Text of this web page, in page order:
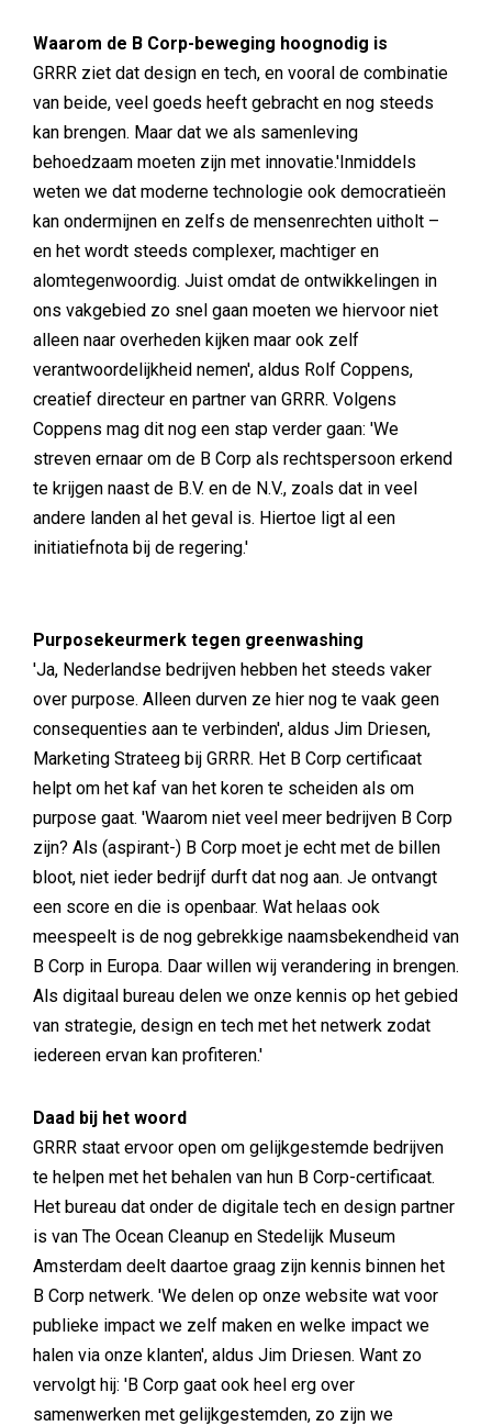
Waarom de B Corp-beweging hoognodig is
GRRR ziet dat design en tech, en vooral de combinatie
van beide, veel goeds heeft gebracht en nog steeds
kan brengen. Maar dat we als samenleving
behoedzaam moeten zijn met innovatie.'Inmiddels
weten we dat moderne technologie ook democratieën
kan ondermijnen en zelfs de mensenrechten uitholt –
en het wordt steeds complexer, machtiger en
alomtegenwoordig. Juist omdat de ontwikkelingen in
ons vakgebied zo snel gaan moeten we hiervoor niet
alleen naar overheden kijken maar ook zelf
verantwoordelijkheid nemen', aldus Rolf Coppens,
creatief directeur en partner van GRRR. Volgens
Coppens mag dit nog een stap verder gaan: 'We
streven ernaar om de B Corp als rechtspersoon erkend
te krijgen naast de B.V. en de N.V., zoals dat in veel
andere landen al het geval is. Hiertoe ligt al een
initiatiefnota bij de regering.'
Purposekeurmerk tegen greenwashing
'Ja, Nederlandse bedrijven hebben het steeds vaker
over purpose. Alleen durven ze hier nog te vaak geen
consequenties aan te verbinden', aldus Jim Driesen,
Marketing Strateeg bij GRRR. Het B Corp certificaat
helpt om het kaf van het koren te scheiden als om
purpose gaat. 'Waarom niet veel meer bedrijven B Corp
zijn? Als (aspirant-) B Corp moet je echt met de billen
bloot, niet ieder bedrijf durft dat nog aan. Je ontvangt
een score en die is openbaar. Wat helaas ook
meespeelt is de nog gebrekkige naamsbekendheid van
B Corp in Europa. Daar willen wij verandering in brengen.
Als digitaal bureau delen we onze kennis op het gebied
van strategie, design en tech met het netwerk zodat
iedereen ervan kan profiteren.'
Daad bij het woord
GRRR staat ervoor open om gelijkgestemde bedrijven
te helpen met het behalen van hun B Corp-certificaat.
Het bureau dat onder de digitale tech en design partner
is van The Ocean Cleanup en Stedelijk Museum
Amsterdam deelt daartoe graag zijn kennis binnen het
B Corp netwerk. 'We delen op onze website wat voor
publieke impact we zelf maken en welke impact we
halen via onze klanten', aldus Jim Driesen. Want zo
vervolgt hij: 'B Corp gaat ook heel erg over
samenwerken met gelijkgestemden, zo zijn we